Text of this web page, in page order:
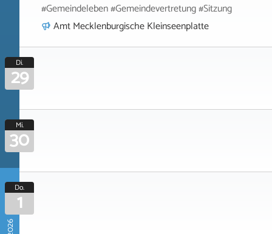
#Gemeindeleben #Gemeindevertretung #Sitzung
Amt Mecklenburgische Kleinseenplatte
Di.
29
Mi.
30
Do.
1